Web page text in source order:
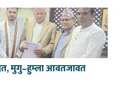
मुगु–हुम्ला आवतजावत